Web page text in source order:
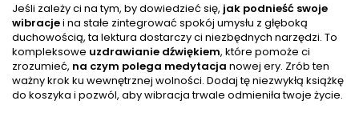
Jeśli zależy ci na tym, by dowiedzieć się, jak podnieść swoje
wibracjei na stałe zintegrować spokój umysłu z głęboką
duchowością, ta lektura dostarczy ci niezbędnych narzędzi. To
kompleksowe uzdrawianie dźwiękiem, które pomoże ci
zrozumieć, na czym polega medytacja nowej ery. Zrób ten
ważny krok ku wewnętrznej wolności. Dodaj tę niezwykłą książkę
do koszyka i pozwól, aby wibracja trwale odmieniła twoje życie.